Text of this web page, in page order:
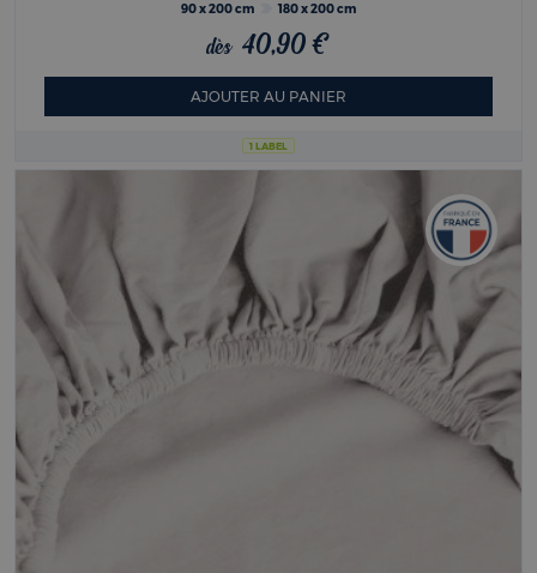
1 LABEL
90 x 200 cm 180 x 200 cm
dès 40,90 €
AJOUTER AU PANIER